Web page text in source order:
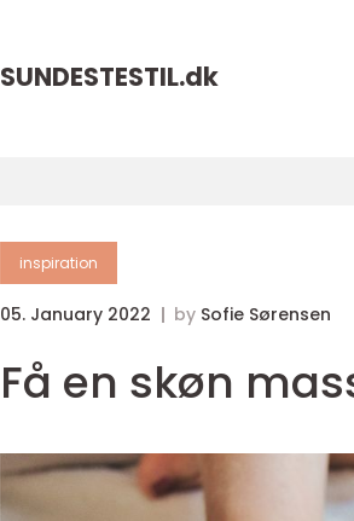
SUNDESTESTIL.dk
inspiration
05. January 2022 by Sofie Sørensen
Få en skøn